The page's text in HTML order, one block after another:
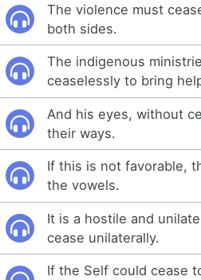
The violence must
both sides.
The indigenous
ceaselessly to bring
And his eyes, without
their ways.
If this is not favorable,
the vowels.
It is a hostile and
cease unilaterally.
If the Self could cease